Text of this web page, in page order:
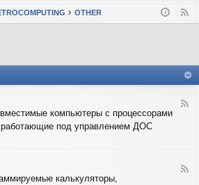
OTHER
F
B
компьютеры с процессорами
работающие под управлением ДОС
F
калькуляторы,